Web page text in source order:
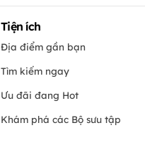
Tiện ích
Địa điểm gần bạn
Tìm kiếm ngay
Ưu đãi đang Hot
Khám phá các Bộ sưu tập